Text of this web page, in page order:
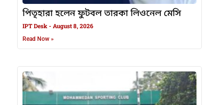
পিতৃহারা হলেন ফুটবল তারকা লিওনেল মেসি
IPT Desk August 8, 2026
Read Now »